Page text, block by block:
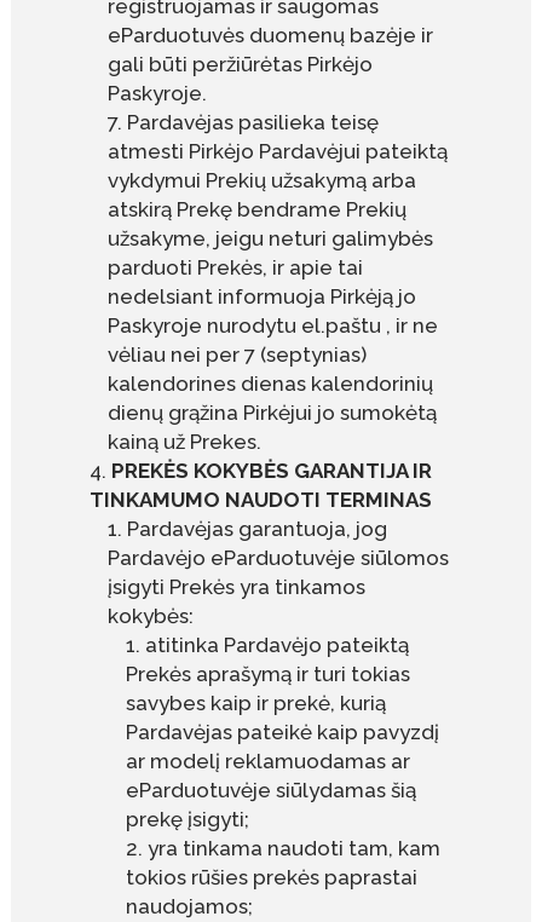
registruojamas ir saugomas
eParduotuvės duomenų bazėje ir
gali būti peržiūrėtas Pirkėjo
Paskyroje.
Pardavėjas pasilieka teisę
atmesti Pirkėjo Pardavėjui pateiktą
vykdymui Prekių užsakymą arba
atskirą Prekę bendrame Prekių
užsakyme, jeigu neturi galimybės
parduoti Prekės, ir apie tai
nedelsiant informuoja Pirkėją jo
Paskyroje nurodytu el.paštu , ir ne
vėliau nei per 7 (septynias)
kalendorines dienas kalendorinių
dienų grąžina Pirkėjui jo sumokėtą
kainą už Prekes.
PREKĖS KOKYBĖS GARANTIJA IR
TINKAMUMO NAUDOTI TERMINAS
Pardavėjas garantuoja, jog
Pardavėjo eParduotuvėje siūlomos
įsigyti Prekės yra tinkamos
kokybės:
atitinka Pardavėjo pateiktą
Prekės aprašymą ir turi tokias
savybes kaip ir prekė, kurią
Pardavėjas pateikė kaip pavyzdį
ar modelį reklamuodamas ar
eParduotuvėje siūlydamas šią
prekę įsigyti;
yra tinkama naudoti tam, kam
tokios rūšies prekės paprastai
naudojamos;